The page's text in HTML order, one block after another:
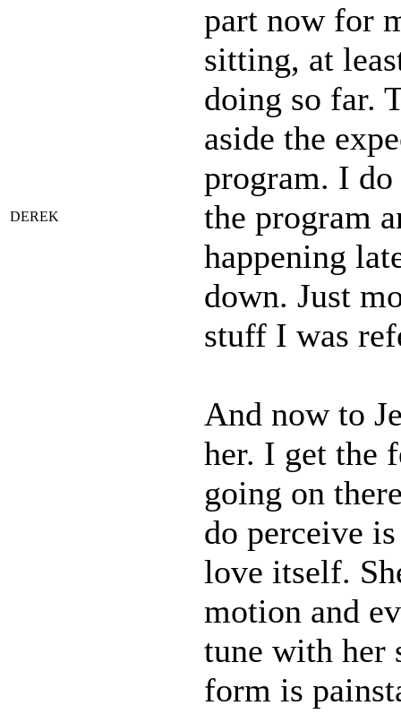
DEREK
part now for
sitting, at
doing so far.
aside the
program. I
the program
happening
down. Just
stuff I was
And now to
her. I get the
going on
do perceive
love itself.
motion and
tune with her
form is